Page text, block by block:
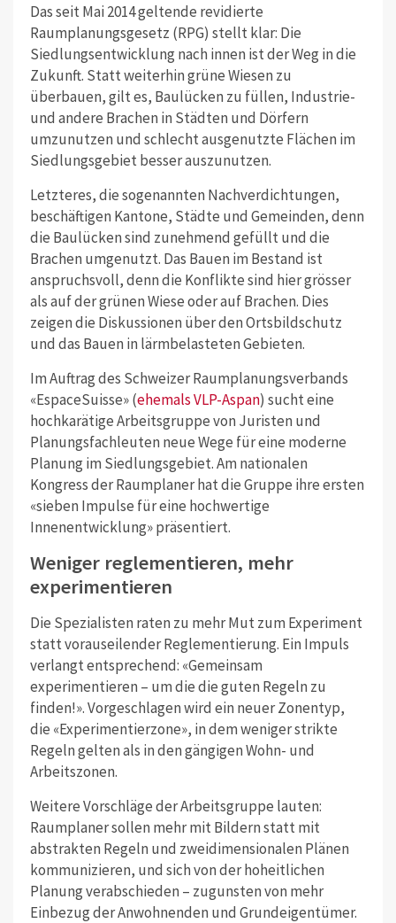
Das seit Mai 2014 geltende revidierte
Raumplanungsgesetz (RPG) stellt klar: Die
Siedlungsentwicklung nach innen ist der Weg in die
Zukunft. Statt weiterhin grüne Wiesen zu
überbauen, gilt es, Baulücken zu füllen, Industrie-
und andere Brachen in Städten und Dörfern
umzunutzen und schlecht ausgenutzte Flächen im
Siedlungsgebiet besser auszunutzen.
Letzteres, die sogenannten Nachverdichtungen,
beschäftigen Kantone, Städte und Gemeinden, denn
die Baulücken sind zunehmend gefüllt und die
Brachen umgenutzt. Das Bauen im Bestand ist
anspruchsvoll, denn die Konflikte sind hier grösser
als auf der grünen Wiese oder auf Brachen. Dies
zeigen die Diskussionen über den Ortsbildschutz
und das Bauen in lärmbelasteten Gebieten.
Im Auftrag des Schweizer Raumplanungsverbands
«EspaceSuisse» (ehemals VLP-Aspan) sucht eine
hochkarätige Arbeitsgruppe von Juristen und
Planungsfachleuten neue Wege für eine moderne
Planung im Siedlungsgebiet. Am nationalen
Kongress der Raumplaner hat die Gruppe ihre ersten
«sieben Impulse für eine hochwertige
Innenentwicklung» präsentiert.
Weniger reglementieren, mehr
experimentieren
Die Spezialisten raten zu mehr Mut zum Experiment
statt vorauseilender Reglementierung. Ein Impuls
verlangt entsprechend: «Gemeinsam
experimentieren – um die die guten Regeln zu
finden!». Vorgeschlagen wird ein neuer Zonentyp,
die «Experimentierzone», in dem weniger strikte
Regeln gelten als in den gängigen Wohn- und
Arbeitszonen.
Weitere Vorschläge der Arbeitsgruppe lauten:
Raumplaner sollen mehr mit Bildern statt mit
abstrakten Regeln und zweidimensionalen Plänen
kommunizieren, und sich von der hoheitlichen
Planung verabschieden – zugunsten von mehr
Einbezug der Anwohnenden und Grundeigentümer.